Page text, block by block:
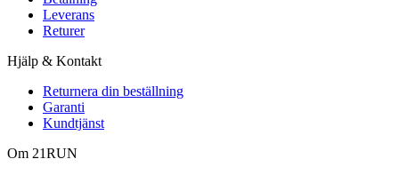
Leverans
Returer
Hjälp & Kontakt
Returnera din beställning
Garanti
Kundtjänst
Om 21RUN